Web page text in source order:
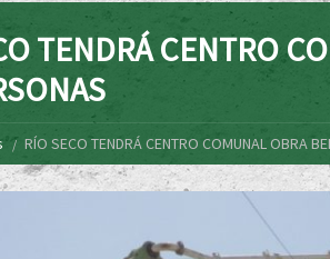
TENDRÁ CENTRO
RÍO SECO TENDRÁ CENTRO COMUNAL OBRA